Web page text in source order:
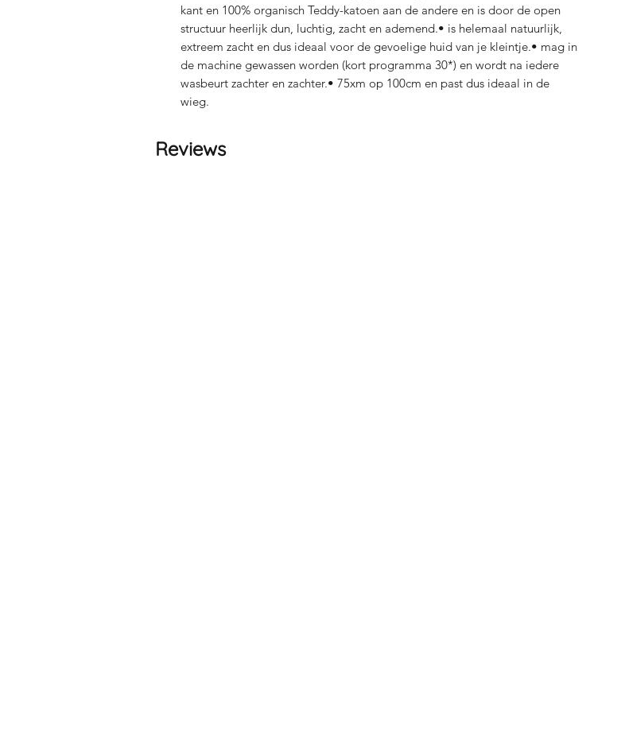
kant en 100% organisch Teddy-katoen aan de andere en is door de open
structuur heerlijk dun, luchtig, zacht en ademend.• is helemaal natuurlijk,
extreem zacht en dus ideaal voor de gevoelige huid van je kleintje.• mag in
de machine gewassen worden (kort programma 30*) en wordt na iedere
wasbeurt zachter en zachter.• 75xm op 100cm en past dus ideaal in de
wieg.
Reviews